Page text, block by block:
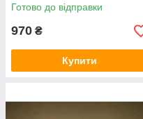
Готово до відправки
970 ₴
Купити